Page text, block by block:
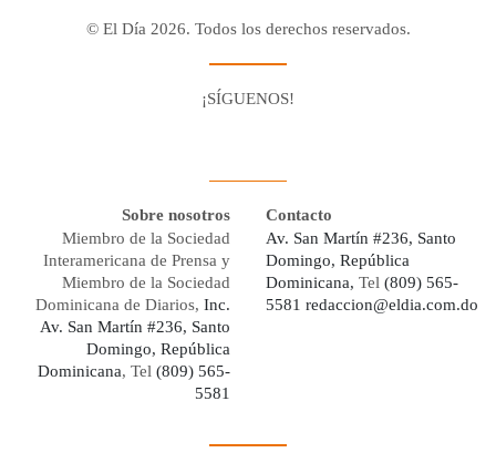
© El Día 2026. Todos los derechos reservados.
¡SÍGUENOS!
Sobre nosotros
Miembro de la Sociedad
Interamericana de Prensa y
Miembro de la Sociedad
Dominicana de Diarios, Inc.
Av. San Martín #236, Santo
Domingo, República
Dominicana, Tel (809) 565-
5581
Contacto
Av. San Martín #236, Santo
Domingo, República
Dominicana, Tel (809) 565-
5581 redaccion@eldia.com.do